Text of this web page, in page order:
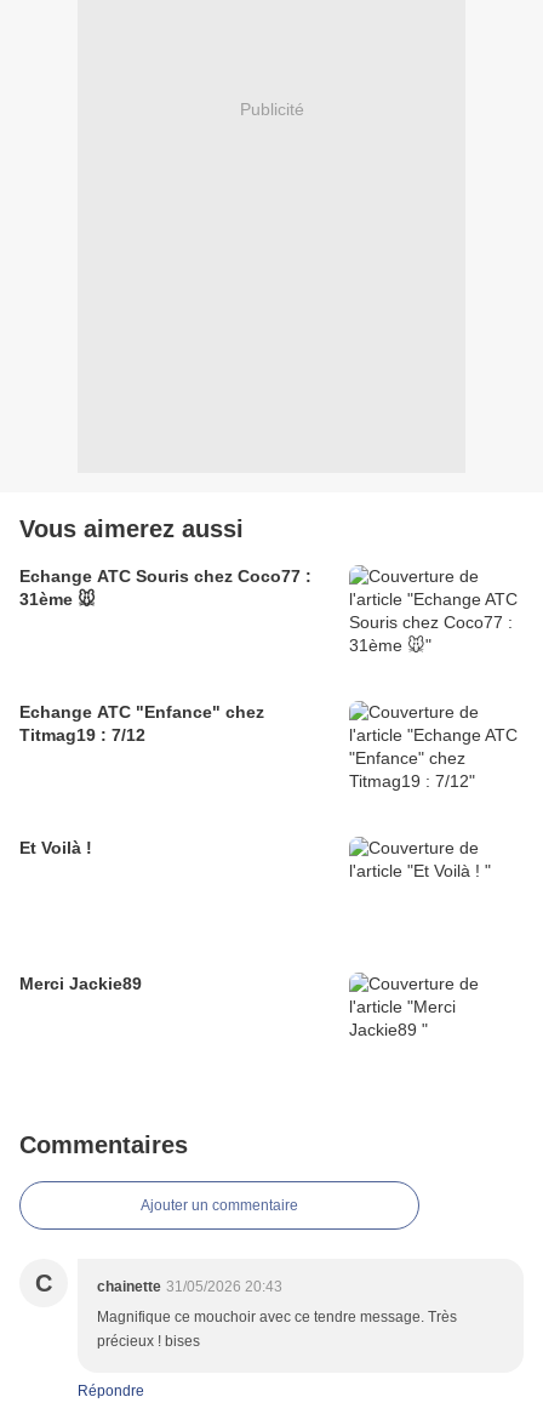
Publicité
Vous aimerez aussi
Echange ATC Souris chez Coco77 :
31ème 🐭
Echange ATC "Enfance" chez
Titmag19 : 7/12
Et Voilà !
Merci Jackie89
Commentaires
Ajouter un commentaire
C chainette 31/05/2026 20:43
Magnifique ce mouchoir avec ce tendre message. Très
précieux ! bises
Répondre